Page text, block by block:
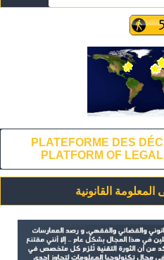
PLATEFORME DES
PLATFORM OF
القانونية